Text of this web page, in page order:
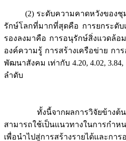
(2) ระดับความคาดหวังของชุม
รักษ์โลกที่มากที่สุดคือ การยกระดั
รองลงมาคือ การอนุรักษ์สิ่งแวดล้อ
องค์ความรู้ การสร้างเครือข่าย ก
พัฒนาสังคม เท่ากับ 4.20, 4.02,
ลำดับ
ทั้งนี้จากผลการวิจัยข้างต้น ห
สามารถใช้เป็นแนวทางในการกำห
เพื่อนำไปสู่การสร้างรายได้และกา